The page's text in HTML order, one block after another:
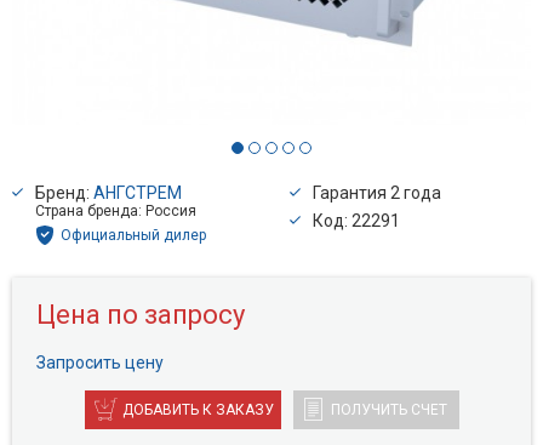
Бренд: АНГСТРЕМ
Страна бренда: Россия
Официальный дилер
Гарантия 2 года
Код: 22291
Цена по запросу
Запросить цену
ДОБАВИТЬ К ЗАКАЗУ ПОЛУЧИТЬ СЧЕТ